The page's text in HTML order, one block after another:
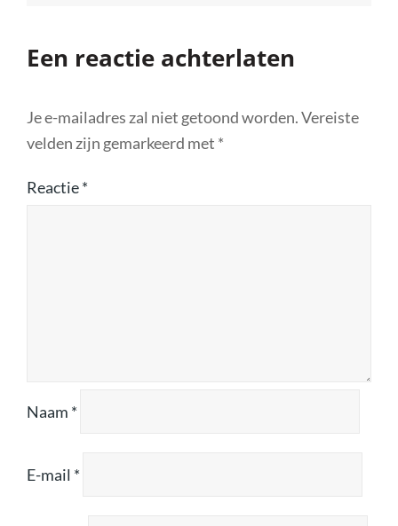
Een reactie achterlaten
Je e-mailadres zal niet getoond worden.Vereiste
velden zijn gemarkeerd met *
Reactie*
Naam *
E-mail *